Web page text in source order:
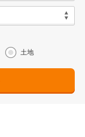
土地